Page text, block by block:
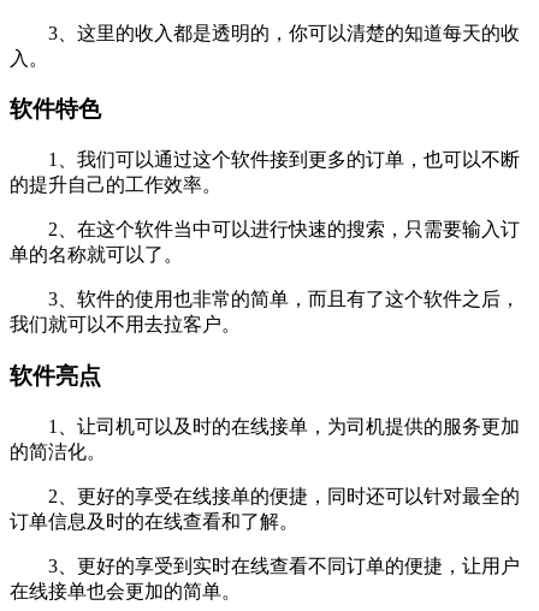
3、这里的收入都是透明的，你可以清楚的知道每天的收
入。
软件特色
1、我们可以通过这个软件接到更多的订单，也可以不断
的提升自己的工作效率。
2、在这个软件当中可以进行快速的搜索，只需要输入订
单的名称就可以了。
3、软件的使用也非常的简单，而且有了这个软件之后，
我们就可以不用去拉客户。
软件亮点
1、让司机可以及时的在线接单，为司机提供的服务更加
的简洁化。
2、更好的享受在线接单的便捷，同时还可以针对最全的
订单信息及时的在线查看和了解。
3、更好的享受到实时在线查看不同订单的便捷，让用户
在线接单也会更加的简单。